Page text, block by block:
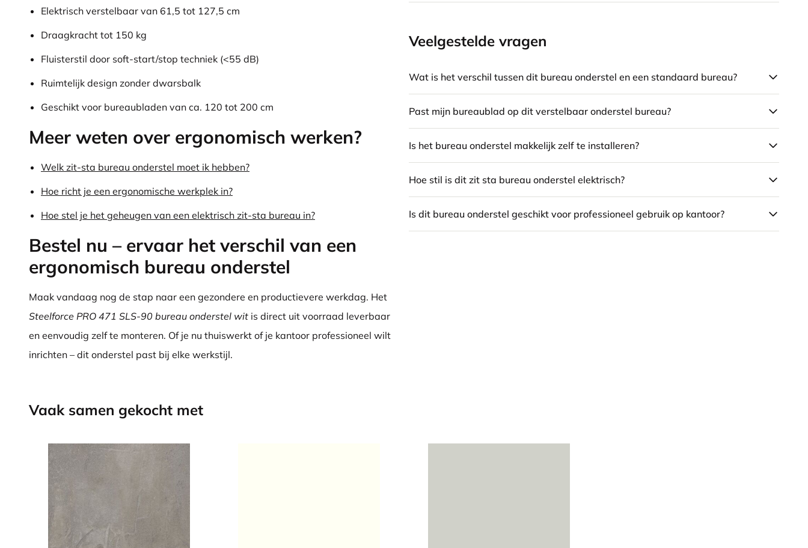
Elektrisch verstelbaar van 61,5 tot 127,5 cm
Draagkracht tot 150 kg
Fluisterstil door soft-start/stop techniek (<55 dB)
Ruimtelijk design zonder dwarsbalk
Geschikt voor bureaubladen van ca. 120 tot 200 cm
Meer weten over ergonomisch werken?
Welk zit-sta bureau onderstel moet ik hebben?
Hoe richt je een ergonomische werkplek in?
Hoe stel je het geheugen van een elektrisch zit-sta bureau in?
Bestel nu – ervaar het verschil van een
ergonomisch bureau onderstel
Maak vandaag nog de stap naar een gezondere en productievere werkdag. Het
Steelforce PRO 471 SLS-90 bureau onderstel wit is direct uit voorraad leverbaar
en eenvoudig zelf te monteren. Of je nu thuiswerkt of je kantoor professioneel wilt
inrichten – dit onderstel past bij elke werkstijl.
Veelgestelde vragen
Wat is het verschil tussen dit bureau onderstel en een standaard bureau?
Past mijn bureaublad op dit verstelbaar onderstel bureau?
Is het bureau onderstel makkelijk zelf te installeren?
Hoe stil is dit zit sta bureau onderstel elektrisch?
Is dit bureau onderstel geschikt voor professioneel gebruik op kantoor?
Vaak samen gekocht met